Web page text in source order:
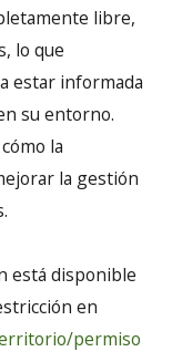
libre,
lo que
estar informada
su entorno.
la
la gestión
está disponible
en
permiso